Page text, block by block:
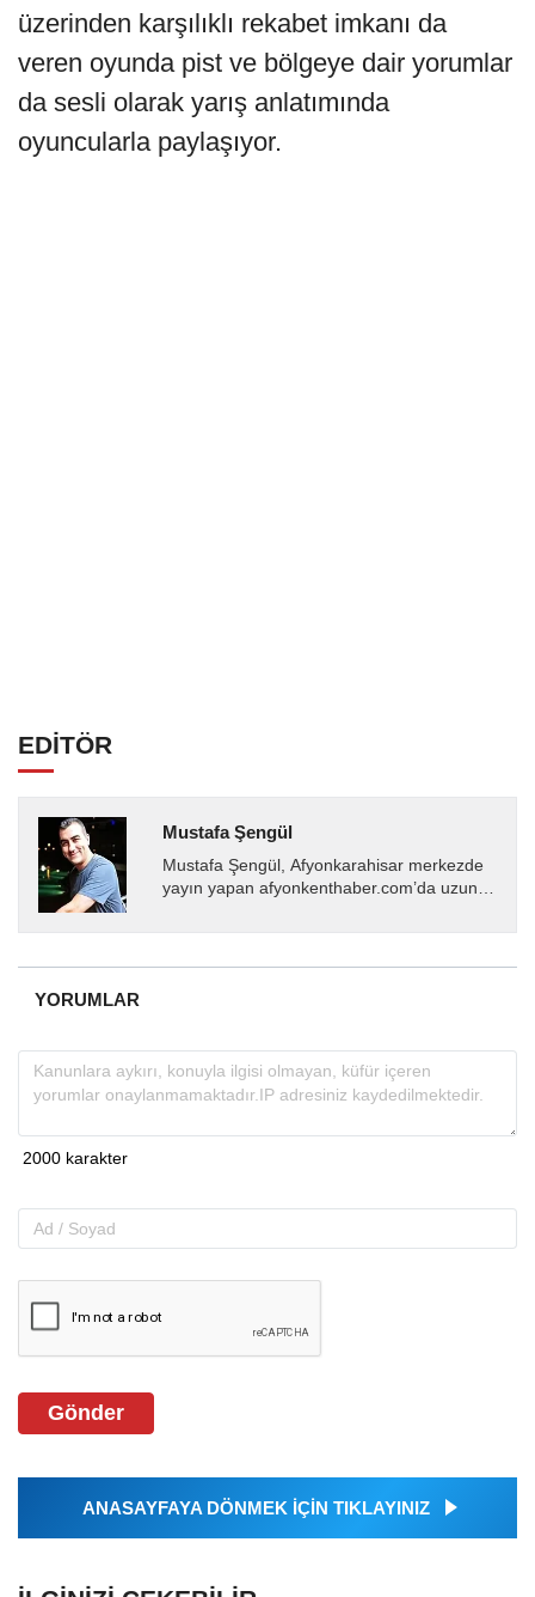
üzerinden karşılıklı rekabet imkanı da
veren oyunda pist ve bölgeye dair yorumlar
da sesli olarak yarış anlatımında
oyuncularla paylaşıyor.
EDİTÖR
Mustafa Şengül
Mustafa Şengül, Afyonkarahisar merkezde
yayın yapan afyonkenthaber.com’da uzun
almakta, haber akışı...
YORUMLAR
Gönder
ANASAYFAYA DÖNMEK İÇİN TIKLAYINIZ